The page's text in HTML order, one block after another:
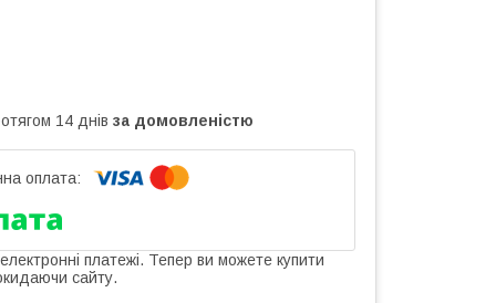
14 днів за домовленістю
платежі. Тепер ви можете купити
сайту.